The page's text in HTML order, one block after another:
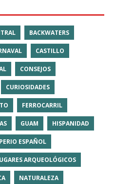
BACKWATERS
CASTILLO
CONSEJOS
CURIOSIDADES
FERROCARRIL
GUAM HISPANIDAD
ESPAÑOL
ARQUEOLÓGICOS
NATURALEZA